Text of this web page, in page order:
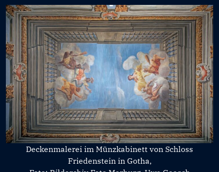
Deckenmalerei im Münzkabinett von Schloss
Friedenstein in Gotha,